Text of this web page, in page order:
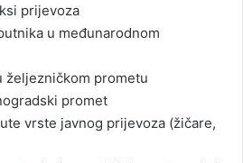
prijevoza
u međunarodnom
željezničkom prometu
promet
vrste javnog prijevoza (žičare,